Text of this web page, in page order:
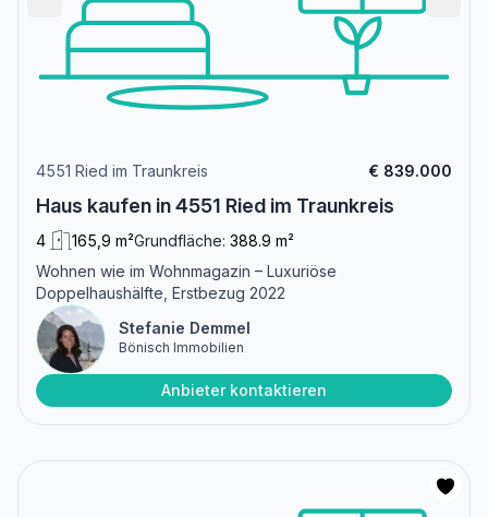
4551 Ried im Traunkreis € 839.000
Haus kaufen in 4551 Ried im Traunkreis
4 165,9 m²Grundfläche: 388.9 m²
Wohnen wie im Wohnmagazin – Luxuriöse
Doppelhaushälfte, Erstbezug 2022
Stefanie Demmel
Bönisch Immobilien
Anbieter kontaktieren